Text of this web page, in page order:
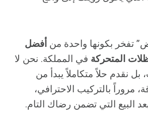
تفخر بكونها واحدة من أفضل
المتحركة في المملكة. نحن لا
بل نقدم حلاً متكاملاً يبدأ من
مروراً بالتركيب الاحترافي،
البيع التي تضمن رضاك التام.